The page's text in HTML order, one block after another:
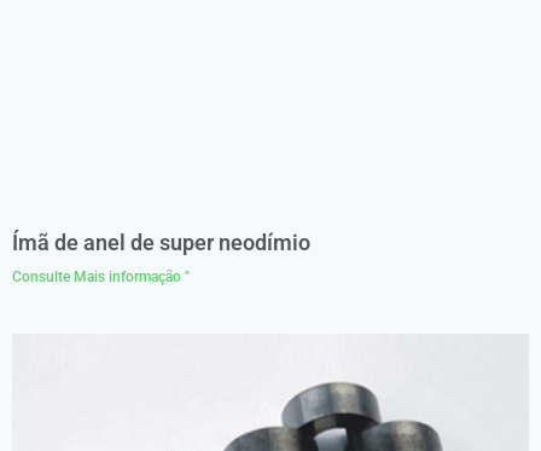
Ímã de anel de super neodímio
Consulte Mais informação "